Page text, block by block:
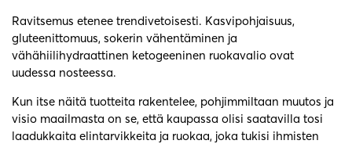
Ravitsemus etenee trendivetoisesti. Kasvipohjaisuus,
gluteenittomuus, sokerin vähentäminen ja
vähähiilihydraattinen ketogeeninen ruokavalio ovat
uudessa nosteessa.
Kun itse näitä tuotteita rakentelee, pohjimmiltaan muutos ja
visio maailmasta on se, että kaupassa olisi saatavilla tosi
laadukkaita elintarvikkeita ja ruokaa, joka tukisi ihmisten